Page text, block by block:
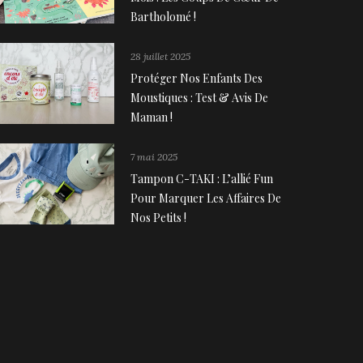
Bartholomé !
28 juillet 2025
Protéger Nos Enfants Des
Moustiques : Test & Avis De
Maman !
7 mai 2025
Tampon C-TAKI : L’allié Fun
Pour Marquer Les Affaires De
Nos Petits !